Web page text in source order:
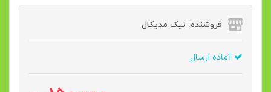
فروشنده: نیک مدیکال
آماده ارسال